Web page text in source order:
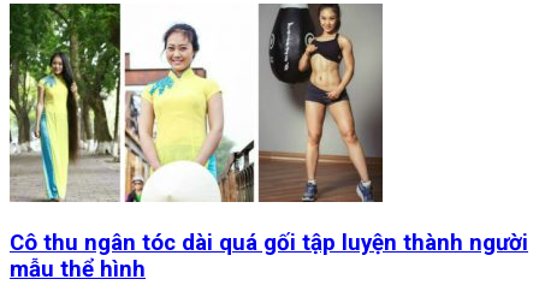
Cô thu ngân tóc dài quá gối tập luyện thành người
mẫu thể hình